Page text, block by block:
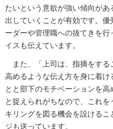
たいという意欲が強い傾向が
出していくことが有効です。
ーダーや管理職への抜てきを
イスも伝えています。
また、「上司は、指摘をする
高めるような伝え方を身に着け
とと部下のモチベーションを
と捉えられがちなので、これ
キリングを図る機会を設ける
ジも送っています。